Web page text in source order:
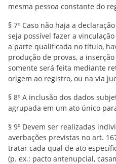
mesma pessoa constante do
§ 7º Caso não haja a
seja possível fazer a
a parte qualificada no título,
produção de provas, a
somente será feita mediante
origem ao registro, ou na via
§ 8º A inclusão dos dados
agrupada em um ato único
§ 9º Devem ser realizadas
averbações previstas no art.
tratar cada qual de ato
(p. ex.: pacto antenupcial,